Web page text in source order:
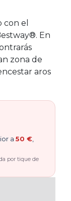
el
En
zona de
aros
a 50 €
por tique de